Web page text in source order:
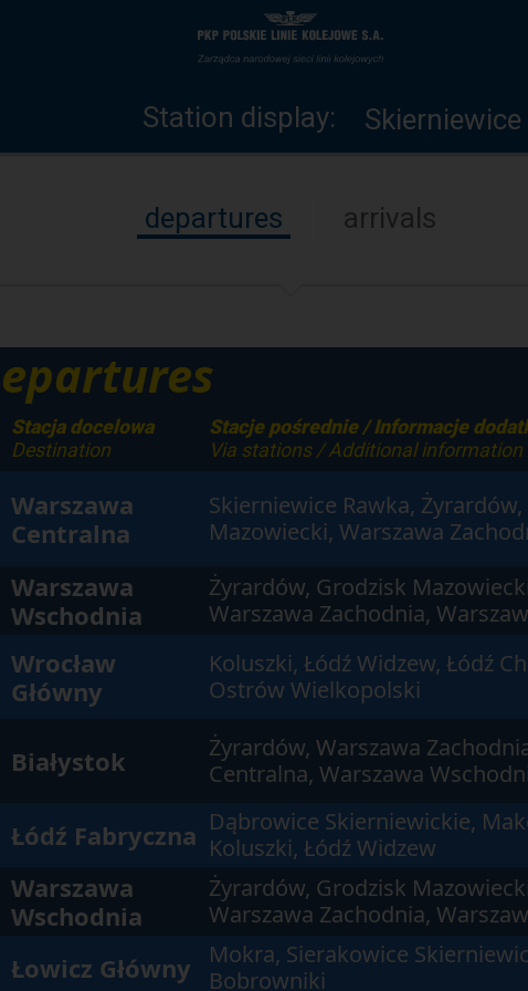
Station
display
Home
page
Station display: Skierniewice
departures arrivals
Stacja docelowa
Destination
Stacje pośrednie / Informacje
Via stations / Additional information
Warszawa
Centralna
Skierniewice Rawka,
Mazowiecki, Warszawa
Warszawa
Wschodnia
Żyrardów, Grodzisk
Warszawa Zachodnia,
Wrocław
Główny
Koluszki, Łódź Widzew, Łódź
Ostrów Wielkopolski
Białystok
Żyrardów, Warszawa
Centralna, Warszawa
Łódź Fabryczna Dąbrowice Skierniewickie,
Koluszki, Łódź Widzew
Warszawa
Wschodnia
Żyrardów, Grodzisk
Warszawa Zachodnia,
Łowicz Główny
Mokra, Sierakowice
Bobrowniki